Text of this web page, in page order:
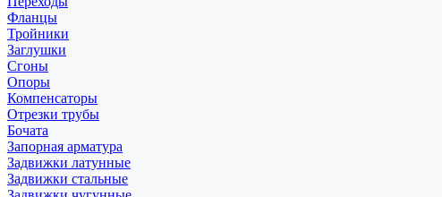
Фланцы
Тройники
Заглушки
Сгоны
Опоры
Компенсаторы
Отрезки трубы
Бочата
Запорная арматура
Задвижки латунные
Задвижки стальные